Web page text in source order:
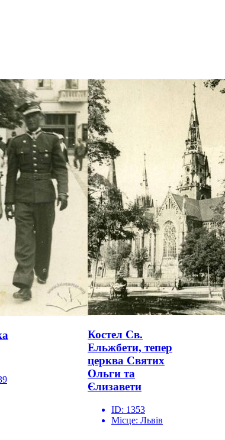
Костел Св.
Ельжбети, тепер
церква Святих
Ольги та
Єлизавети
ID: 1353
Місце: Львів